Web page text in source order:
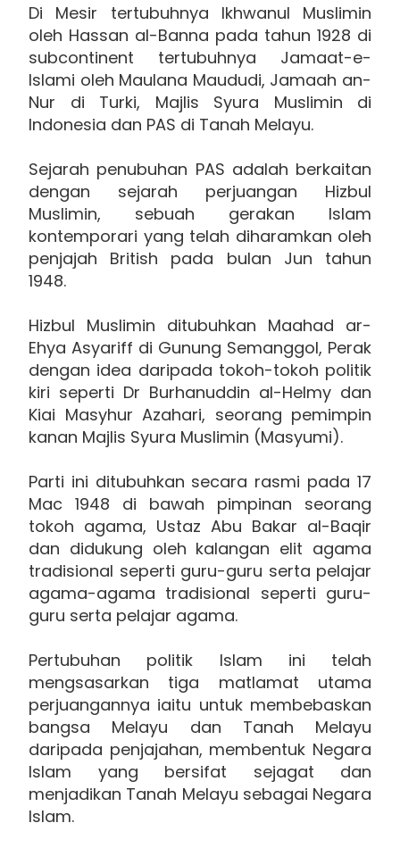
Di Mesir tertubuhnya Ikhwanul Muslimin
oleh Hassan al-Banna pada tahun 1928 di
subcontinent tertubuhnya Jamaat-e-
Islami oleh Maulana Maududi, Jamaah an-
Nur di Turki, Majlis Syura Muslimin di
Indonesia dan PAS di Tanah Melayu.
Sejarah penubuhan PAS adalah berkaitan
dengan sejarah perjuangan Hizbul
Muslimin, sebuah gerakan Islam
kontemporari yang telah diharamkan oleh
penjajah British pada bulan Jun tahun
1948.
Hizbul Muslimin ditubuhkan Maahad ar-
Ehya Asyariff di Gunung Semanggol, Perak
dengan idea daripada tokoh-tokoh politik
kiri seperti Dr Burhanuddin al-Helmy dan
Kiai Masyhur Azahari, seorang pemimpin
kanan Majlis Syura Muslimin (Masyumi).
Parti ini ditubuhkan secara rasmi pada 17
Mac 1948 di bawah pimpinan seorang
tokoh agama, Ustaz Abu Bakar al-Baqir
dan didukung oleh kalangan elit agama
tradisional seperti guru-guru serta pelajar
agama-agama tradisional seperti guru-
guru serta pelajar agama.
Pertubuhan politik Islam ini telah
mengsasarkan tiga matlamat utama
perjuangannya iaitu untuk membebaskan
bangsa Melayu dan Tanah Melayu
daripada penjajahan, membentuk Negara
Islam yang bersifat sejagat dan
menjadikan Tanah Melayu sebagai Negara
Islam.